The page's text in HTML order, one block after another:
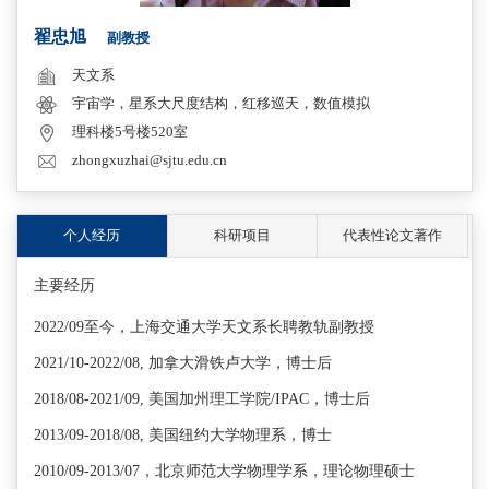
翟忠旭 副教授
天文系
宇宙学，星系大尺度结构，红移巡天，数值模拟
理科楼5号楼520室
zhongxuzhai@sjtu.edu.cn
个人经历 科研项目 代表性论文著作
主要经历
2022/09至今，上海交通大学天文系长聘教轨副教授
2021/10-2022/08, 加拿大滑铁卢大学，博士后
2018/08-2021/09, 美国加州理工学院/IPAC，博士后
2013/09-2018/08, 美国纽约大学物理系，博士
2010/09-2013/07，北京师范大学物理学系，理论物理硕士